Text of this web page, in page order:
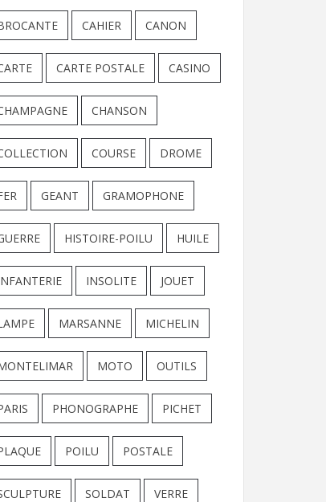
CAHIER CANON
CARTE POSTALE CASINO
CHANSON
COURSE DROME
GEANT GRAMOPHONE
HISTOIRE-POILU HUILE
INSOLITE JOUET
MARSANNE MICHELIN
MOTO OUTILS
PHONOGRAPHE PICHET
POILU POSTALE
SOLDAT VERRE